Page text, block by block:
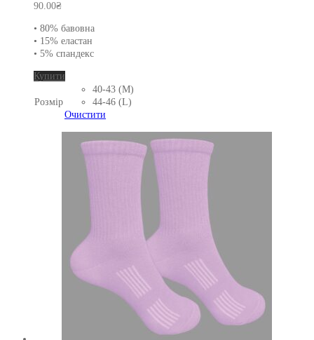
90.00₴
• 80% бавовна
• 15% еластан
• 5% спандекс
Купити
товар
кілька
Параметри
можна
вибрати
Розмір
40-43 (M)
44-46 (L)
Очистити